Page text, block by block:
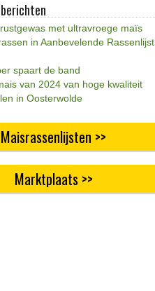
met ultravroege maïs
in Aanbevelende Rassenlijst
spaart de band
van 2024 van hoge kwaliteit
in Oosterwolde
Maisrassenlijsten >>
Marktplaats >>